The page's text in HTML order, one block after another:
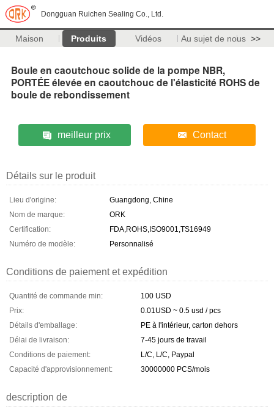
Dongguan Ruichen Sealing Co., Ltd.
Maison Produits Vidéos Au sujet de nous >>
Boule en caoutchouc solide de la pompe NBR,
PORTÉE élevée en caoutchouc de l'élasticité ROHS de
boule de rebondissement
meilleur prix Contact
Détails sur le produit
Lieu d'origine:
Guangdong, Chine
Nom de marque:
ORK
Certification:
FDA,ROHS,ISO9001,TS16949
Numéro de modèle:
Personnalisé
Conditions de paiement et expédition
Quantité de commande min:
100 USD
Prix:
0.01USD ~ 0.5 usd / pcs
Détails d'emballage:
PE à l'intérieur, carton dehors
Délai de livraison:
7-45 jours de travail
Conditions de paiement:
L/C, L/C, Paypal
Capacité d'approvisionnement:
30000000 PCS/mois
description de